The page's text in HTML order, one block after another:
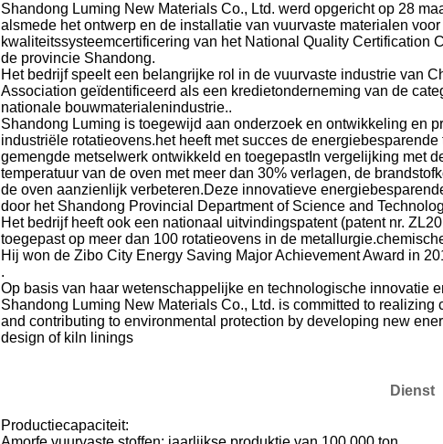
Shandong Luming New Materials Co., Ltd. werd opgericht op 28
alsmede het ontwerp en de installatie van vuurvaste materialen
kwaliteitssysteemcertificering van het National Quality Certification
de provincie Shandong.
Het bedrijf speelt een belangrijke rol in de vuurvaste industrie van
Association geïdentificeerd als een kredietonderneming van de
nationale bouwmaterialenindustrie..
Shandong Luming is toegewijd aan onderzoek en ontwikkeling en
industriële rotatieovens.het heeft met succes de
gemengde metselwerk ontwikkeld en toegepastIn vergelijking met
temperatuur van de oven met meer dan 30% verlagen, de
de oven aanzienlijk verbeteren.Deze innovatieve
door het Shandong Provincial Department of Science and
Het bedrijf heeft ook een nationaal uitvindingspatent (patent nr.
toegepast op meer dan 100 rotatieovens in de
Hij won de Zibo City Energy Saving Major Achievement Award in
.
Op basis van haar wetenschappelijke en technologische innovatie
Shandong Luming New Materials Co., Ltd. is committed to
and contributing to environmental protection by developing new
design of kiln linings
Dienst
Productiecapaciteit: